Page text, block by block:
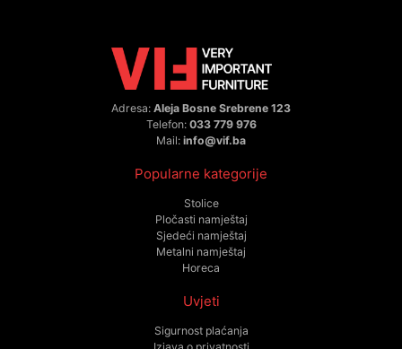
Adresa: Aleja Bosne Srebrene 123
Telefon: 033 779 976
Mail: info@vif.ba
Popularne kategorije
Stolice
Pločasti namještaj
Sjedeći namještaj
Metalni namještaj
Horeca
Uvjeti
Sigurnost plaćanja